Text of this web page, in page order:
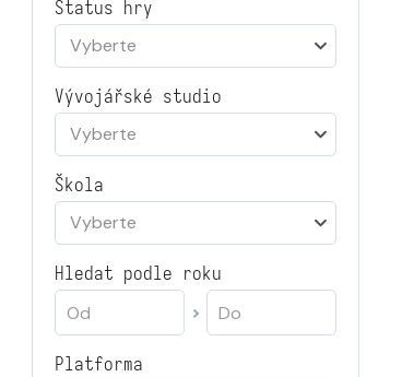
Status hry
Vyberte
Vývojářské studio
Vyberte
Škola
Vyberte
Hledat podle roku
Platforma